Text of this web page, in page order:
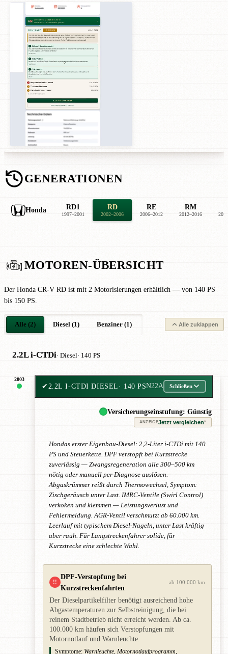
GENERATIONEN
Honda RD1
1997–2001
RD
2002–2006
RE
2006–2012
RM
2012–2016
MOTOREN-ÜBERSICHT
Der Honda CR-V RD ist mit 2 Motorisierungen erhältlich — von 140 PS
bis 150 PS.
Alle (2) Diesel (1) Benziner (1) Alle zuklappen
2.2L i-CTDi· Diesel· 140 PS
2003
✔ 2.2L I-CTDI DIESEL· 140 PSN22A Schließen
Versicherungseinstufung: Günstig
ANZEIGEJetzt vergleichen*
Hondas erster Eigenbau-Diesel: 2,2-Liter i-CTDi mit 140
PS und Steuerkette. DPF verstopft bei Kurzstrecke
zuverlässig — Zwangsregeneration alle 300–500 km
nötig oder manuell per Diagnose auslösen.
Abgaskrümmer reißt durch Thermowechsel, Symptom:
Zischgeräusch unter Last. IMRC-Ventile (Swirl Control)
verkoken und klemmen — Leistungsverlust und
Fehlermeldung. AGR-Ventil verschmutzt ab 60.000 km.
Leerlauf mit typischem Diesel-Nageln, unter Last kräftig
aber rauh. Für Langstreckenfahrer solide, für
Kurzstrecke eine schlechte Wahl.
!!
DPF-Verstopfung bei
Kurzstreckenfahrten
ab 100.000 km
Der Dieselpartikelfilter benötigt ausreichend hohe
Abgastemperaturen zur Selbstreinigung, die bei
reinem Stadtbetrieb nicht erreicht werden. Ab ca.
100.000 km häufen sich Verstopfungen mit
Motornotlauf und Warnleuchte.
Symptome: Warnleuchte, Motornotlaufprogramm,